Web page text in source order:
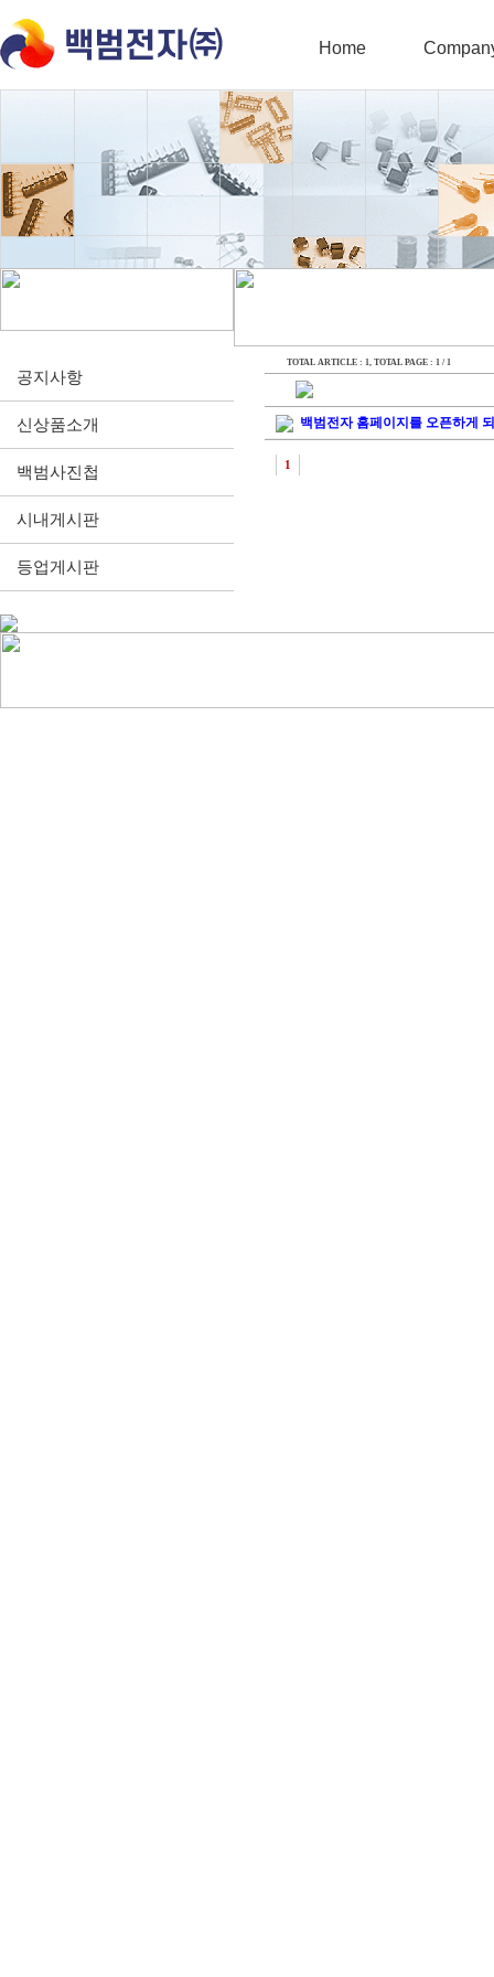
Home
공지사항
신상품소개
백범사진첩
시내게시판
등업게시판
TOTAL ARTICLE : 1, TOTAL PAGE : 1 / 1
백범전자 홈페이지를 오픈하게
1